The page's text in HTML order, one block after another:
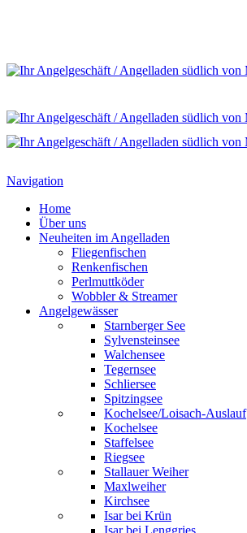
Navigation
Home
Über uns
Neuheiten im Angelladen
Fliegenfischen
Renkenfischen
Perlmuttköder
Wobbler & Streamer
Angelgewässer
Starnberger See
Sylvensteinsee
Walchensee
Tegernsee
Schliersee
Spitzingsee
Kochelsee/Loisach-Auslauf
Kochelsee
Staffelsee
Riegsee
Stallauer Weiher
Maxlweiher
Kirchsee
Isar bei Krün
Isar bei Lenggries